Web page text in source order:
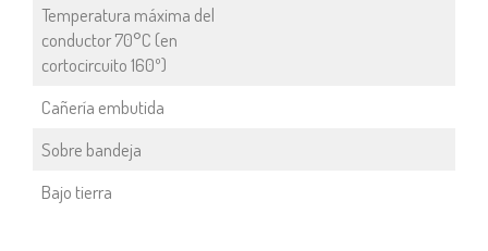
Temperatura máxima del
conductor 70°C (en
cortocircuito 160º)
Cañería embutida
Sobre bandeja
Bajo tierra